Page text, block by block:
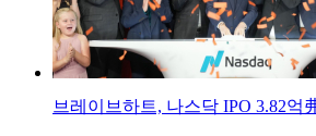
브레이브하트, 나스닥 IPO 3.82억